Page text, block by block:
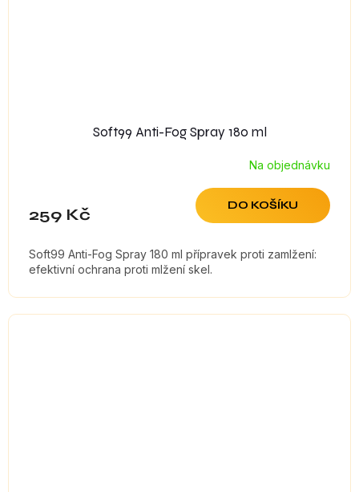
Soft99 Anti-Fog Spray 180 ml
Na objednávku
259 Kč DO KOŠÍKU
Soft99 Anti-Fog Spray 180 ml přípravek proti zamlžení:
efektivní ochrana proti mlžení skel.